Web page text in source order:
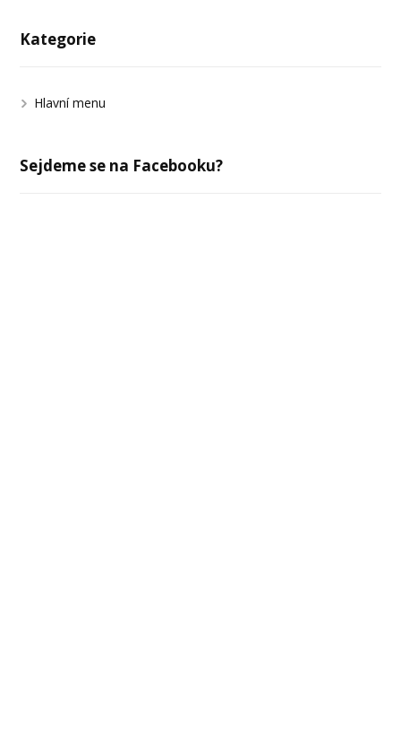
Kategorie
Hlavní menu
Sejdeme se na Facebooku?